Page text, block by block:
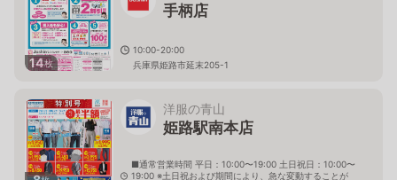
14枚
手柄店
10:00-20:00
兵庫県姫路市延末205-1
洋服の青山
姫路駅南本店
■通常営業時間 平日：10:00〜19:00 土日祝日：10:00〜
19:00 ※土日祝および期間により、急な変動することが